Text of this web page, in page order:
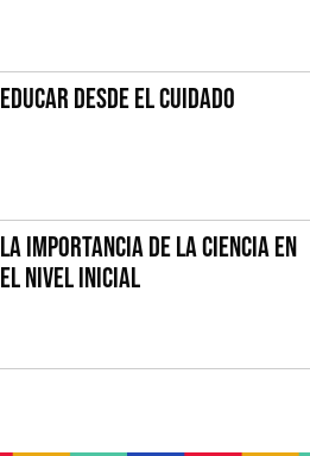
Educar desde el cuidado
La importancia de la Ciencia en
el Nivel Inicial